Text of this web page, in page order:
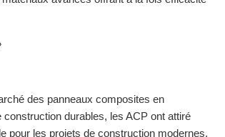
des panneaux composites en
construction durables, les ACP ont attiré
pour les projets de construction